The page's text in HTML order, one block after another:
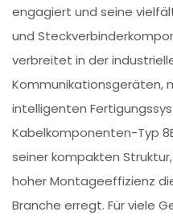
engagiert und seine
und
verbreitet in der
Kommunikationsgeräten,
intelligenten
Kabelkomponenten-Typ
seiner kompakten
hoher Montageeffizienz
Branche erregt. Für viele